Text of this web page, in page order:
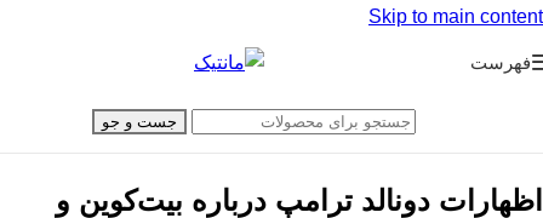
Skip to main content
فهرست
جست و جو
اظهارات دونالد ترامپ درباره بیت‌کوین و